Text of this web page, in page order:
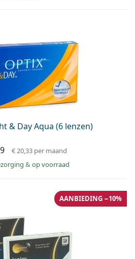
& Day Aqua (6 lenzen)
€ 20,33 per maand
& op voorraad
AANBIEDING −10%